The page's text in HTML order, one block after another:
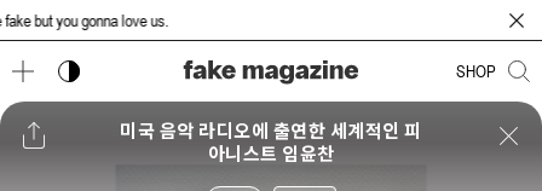
but you gonna love us.
다크 모드 토글 SHOP
미국 음악 라디오에 출연한 세계적인 피
아니스트 임윤찬